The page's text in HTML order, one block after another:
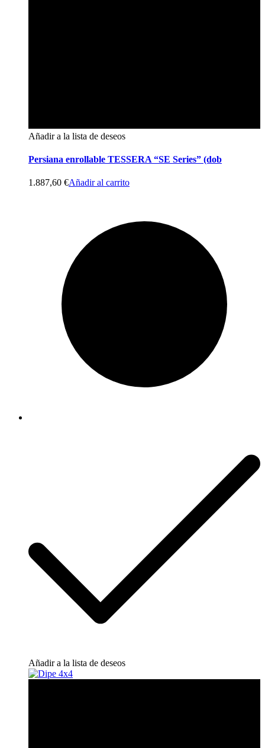
Añadir a la lista de deseos
Persiana enrollable TESSERA “SE Series” (dob
1.887,60 €Añadir al carrito
Añadir a la lista de deseos